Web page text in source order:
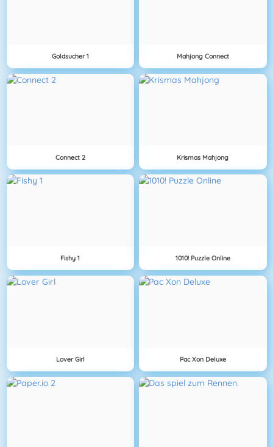
Goldsucher 1 Mahjong Connect
Connect 2 Krismas Mahjong
Fishy 1 1010! Puzzle Online
Lover Girl Pac Xon Deluxe